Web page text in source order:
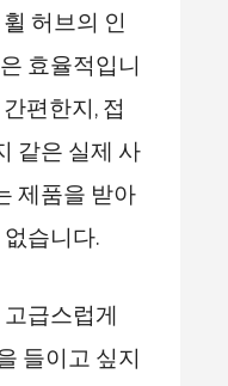
허브의 인
효율적입니
편한지, 접
같은 실제 사
제품을 받아
습니다.
급스럽게
들이고 싶지